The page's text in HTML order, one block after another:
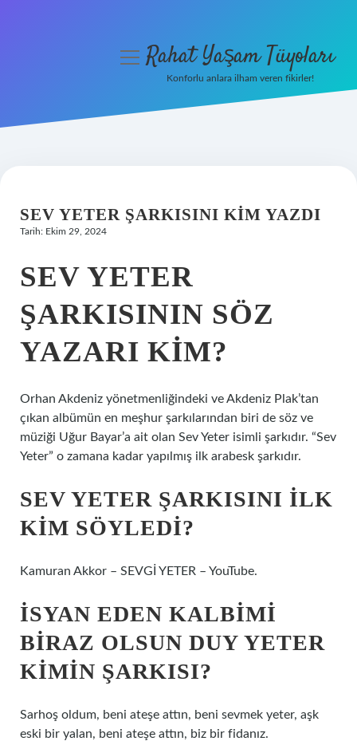
Hakkımızda
menüyüRahat Yaşam Tüyoları
Konforlu anlara ilham veren fikirler!
SEV YETER ŞARKISINI KIM YAZDI
Tarih: Ekim 29, 2024
SEV YETER
ŞARKISININ SÖZ
YAZARI KIM?
Orhan Akdeniz yönetmenliğindeki ve Akdeniz Plak’tan
çıkan albümün en meşhur şarkılarından biri de söz ve
müziği Uğur Bayar’a ait olan Sev Yeter isimli şarkıdır. “Sev
Yeter” o zamana kadar yapılmış ilk arabesk şarkıdır.
SEV YETER ŞARKISINI ILK
KIM SÖYLEDI?
Kamuran Akkor – SEVGİ YETER – YouTube.
İSYAN EDEN KALBIMI
BIRAZ OLSUN DUY YETER
KIMIN ŞARKISI?
Sarhoş oldum, beni ateşe attın, beni sevmek yeter, aşk
eski bir yalan, beni ateşe attın, biz bir fidanız.